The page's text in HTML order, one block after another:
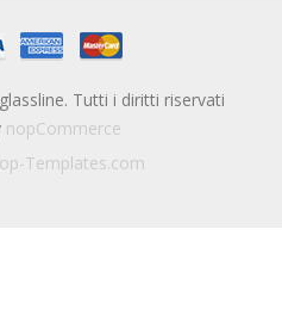
Tutti i diritti riservati
nopCommerce
Templates.com